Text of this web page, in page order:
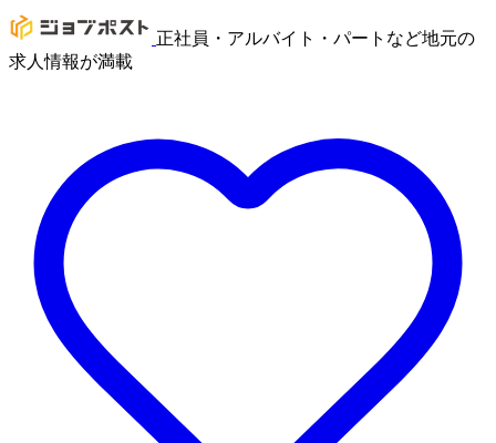
正社員・アルバイト・パートなど地元の
求人情報が満載